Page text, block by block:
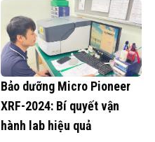
Bảo dưỡng Micro Pioneer
XRF-2024: Bí quyết vận
hành lab hiệu quả